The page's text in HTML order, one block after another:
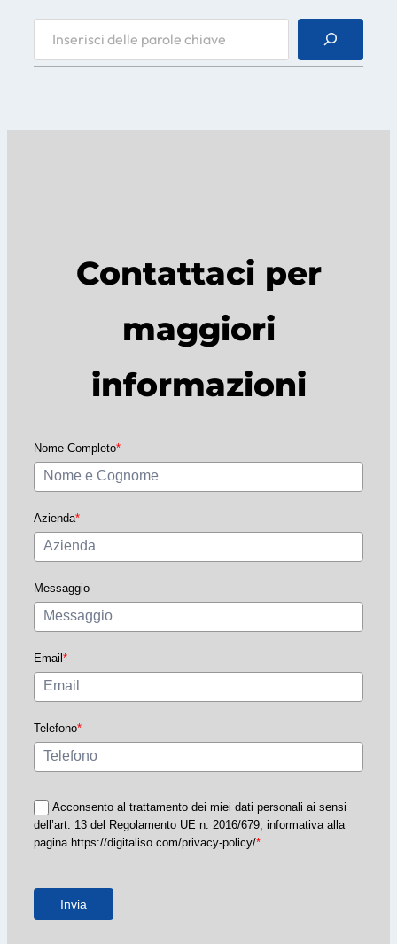
a
Contattaci per
maggiori
informazioni
Nome Completo*
Azienda*
Messaggio
Email *
Telefono*
Acconsento al trattamento dei miei dati personali ai sensi
dell’art. 13 del Regolamento UE n. 2016/679, informativa alla
pagina https://digitaliso.com/privacy-policy/*
Invia